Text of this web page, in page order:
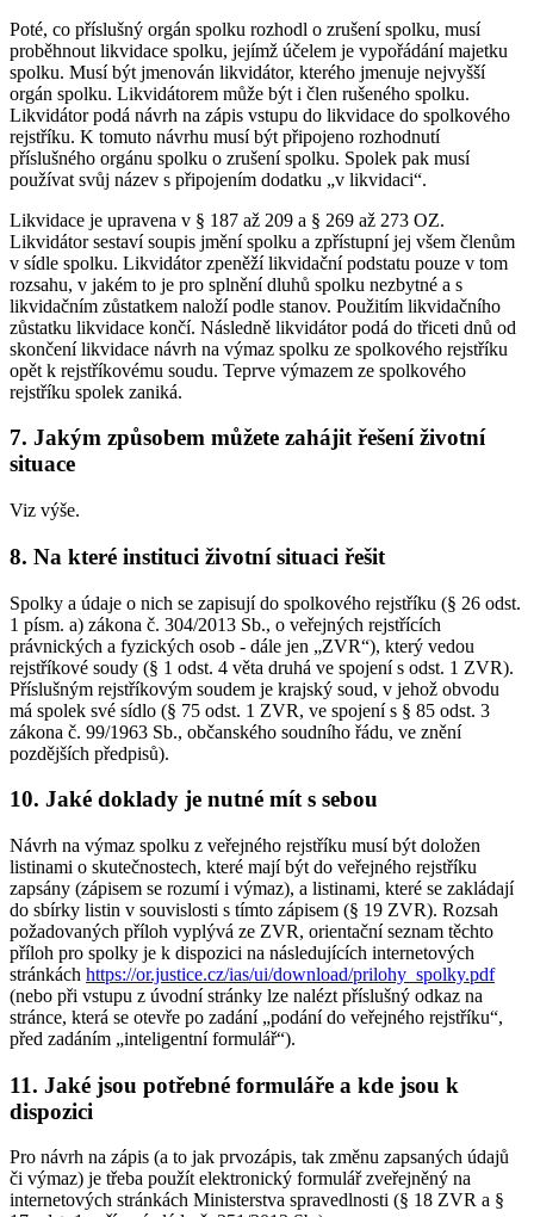
Poté, co příslušný orgán spolku rozhodl o zrušení spolku, musí
proběhnout likvidace spolku, jejímž účelem je vypořádání majetku
spolku. Musí být jmenován likvidátor, kterého jmenuje nejvyšší
orgán spolku. Likvidátorem může být i člen rušeného spolku.
Likvidátor podá návrh na zápis vstupu do likvidace do spolkového
rejstříku. K tomuto návrhu musí být připojeno rozhodnutí
příslušného orgánu spolku o zrušení spolku. Spolek pak musí
používat svůj název s připojením dodatku „v likvidaci“.
Likvidace je upravena v § 187 až 209 a § 269 až 273 OZ.
Likvidátor sestaví soupis jmění spolku a zpřístupní jej všem členům
v sídle spolku. Likvidátor zpeněží likvidační podstatu pouze v tom
rozsahu, v jakém to je pro splnění dluhů spolku nezbytné a s
likvidačním zůstatkem naloží podle stanov. Použitím likvidačního
zůstatku likvidace končí. Následně likvidátor podá do třiceti dnů od
skončení likvidace návrh na výmaz spolku ze spolkového rejstříku
opět k rejstříkovému soudu. Teprve výmazem ze spolkového
rejstříku spolek zaniká.
7. Jakým způsobem můžete zahájit řešení životní
situace
Viz výše.
8. Na které instituci životní situaci řešit
Spolky a údaje o nich se zapisují do spolkového rejstříku (§ 26 odst.
1 písm. a) zákona č. 304/2013 Sb., o veřejných rejstřících
právnických a fyzických osob - dále jen „ZVR“), který vedou
rejstříkové soudy (§ 1 odst. 4 věta druhá ve spojení s odst. 1 ZVR).
Příslušným rejstříkovým soudem je krajský soud, v jehož obvodu
má spolek své sídlo (§ 75 odst. 1 ZVR, ve spojení s § 85 odst. 3
zákona č. 99/1963 Sb., občanského soudního řádu, ve znění
pozdějších předpisů).
10. Jaké doklady je nutné mít s sebou
Návrh na výmaz spolku z veřejného rejstříku musí být doložen
listinami o skutečnostech, které mají být do veřejného rejstříku
zapsány (zápisem se rozumí i výmaz), a listinami, které se zakládají
do sbírky listin v souvislosti s tímto zápisem (§ 19 ZVR). Rozsah
požadovaných příloh vyplývá ze ZVR, orientační seznam těchto
příloh pro spolky je k dispozici na následujících internetových
stránkách https://or.justice.cz/ias/ui/download/prilohy_spolky.pdf
(nebo při vstupu z úvodní stránky lze nalézt příslušný odkaz na
stránce, která se otevře po zadání „podání do veřejného rejstříku“,
před zadáním „inteligentní formulář“).
11. Jaké jsou potřebné formuláře a kde jsou k
dispozici
Pro návrh na zápis (a to jak prvozápis, tak změnu zapsaných údajů
či výmaz) je třeba použít elektronický formulář zveřejněný na
internetových stránkách Ministerstva spravedlnosti (§ 18 ZVR a §